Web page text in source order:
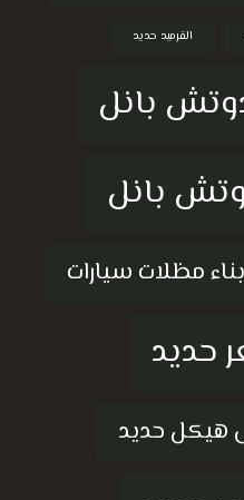
القرميد حديد
بانل
بانل
بناء مظلات سيارات
حديد
هيكل حديد